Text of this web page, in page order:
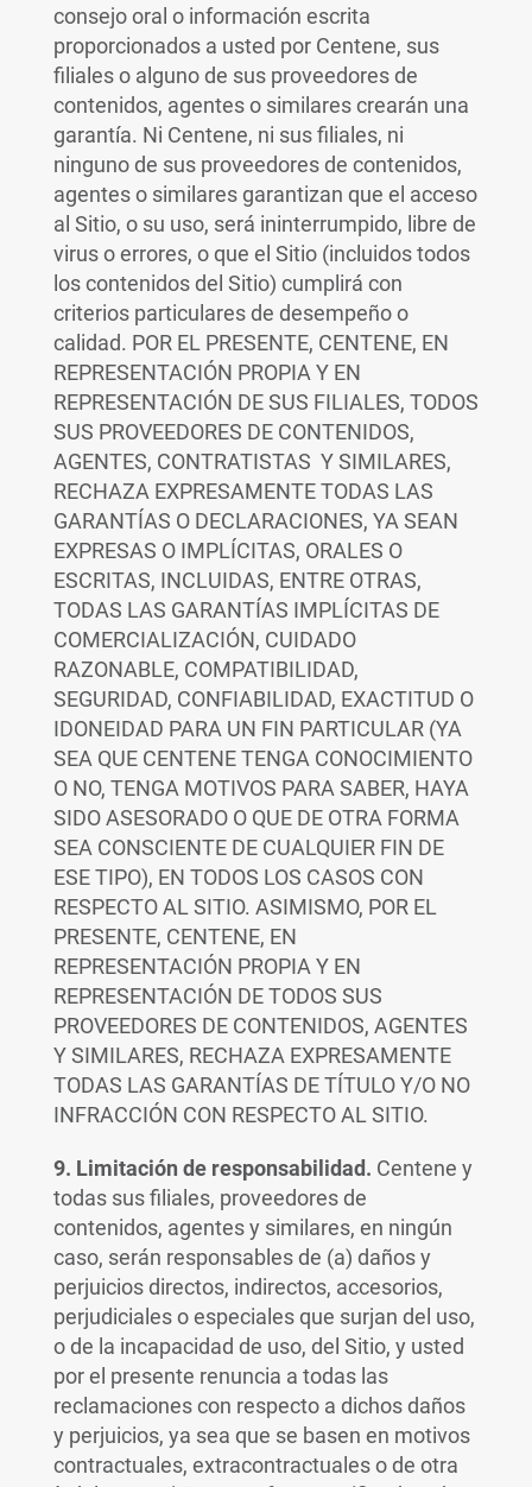
consejo oral o información escrita
proporcionados a usted por Centene, sus
filiales o alguno de sus proveedores de
contenidos, agentes o similares crearán una
garantía. Ni Centene, ni sus filiales, ni
ninguno de sus proveedores de contenidos,
agentes o similares garantizan que el acceso
al Sitio, o su uso, será ininterrumpido, libre de
virus o errores, o que el Sitio (incluidos todos
los contenidos del Sitio) cumplirá con
criterios particulares de desempeño o
calidad. POR EL PRESENTE, CENTENE, EN
REPRESENTACIÓN PROPIA Y EN
REPRESENTACIÓN DE SUS FILIALES, TODOS
SUS PROVEEDORES DE CONTENIDOS,
AGENTES, CONTRATISTAS Y SIMILARES,
RECHAZA EXPRESAMENTE TODAS LAS
GARANTÍAS O DECLARACIONES, YA SEAN
EXPRESAS O IMPLÍCITAS, ORALES O
ESCRITAS, INCLUIDAS, ENTRE OTRAS,
TODAS LAS GARANTÍAS IMPLÍCITAS DE
COMERCIALIZACIÓN, CUIDADO
RAZONABLE, COMPATIBILIDAD,
SEGURIDAD, CONFIABILIDAD, EXACTITUD O
IDONEIDAD PARA UN FIN PARTICULAR (YA
SEA QUE CENTENE TENGA CONOCIMIENTO
O NO, TENGA MOTIVOS PARA SABER, HAYA
SIDO ASESORADO O QUE DE OTRA FORMA
SEA CONSCIENTE DE CUALQUIER FIN DE
ESE TIPO), EN TODOS LOS CASOS CON
RESPECTO AL SITIO. ASIMISMO, POR EL
PRESENTE, CENTENE, EN
REPRESENTACIÓN PROPIA Y EN
REPRESENTACIÓN DE TODOS SUS
PROVEEDORES DE CONTENIDOS, AGENTES
Y SIMILARES, RECHAZA EXPRESAMENTE
TODAS LAS GARANTÍAS DE TÍTULO Y/O NO
INFRACCIÓN CON RESPECTO AL SITIO.
9. Limitación de responsabilidad. Centene y
todas sus filiales, proveedores de
contenidos, agentes y similares, en ningún
caso, serán responsables de (a) daños y
perjuicios directos, indirectos, accesorios,
perjudiciales o especiales que surjan del uso,
o de la incapacidad de uso, del Sitio, y usted
por el presente renuncia a todas las
reclamaciones con respecto a dichos daños
y perjuicios, ya sea que se basen en motivos
contractuales, extracontractuales o de otra